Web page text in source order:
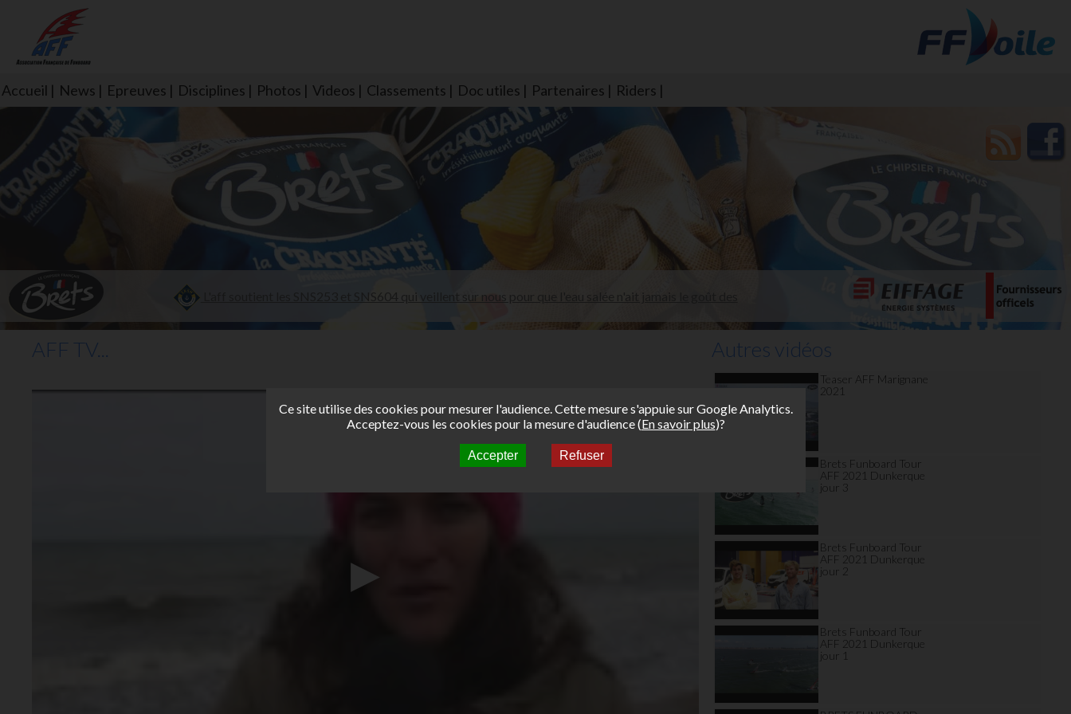
Accueil News Epreuves Disciplines Photos Videos Classements Doc utiles Partenaires Riders
AFF TV... Autres vidéos
Teaser AFF Marignane
2021
Brets Funboard Tour
AFF 2021 Dunkerque
jour 3
Brets Funboard Tour
AFF 2021 Dunkerque
jour 2
Brets Funboard Tour
AFF 2021 Dunkerque
jour 1
Ce site utilise des cookies pour mesurer l'audience. Cette mesure s'appuie sur Google Analytics.
Acceptez-vous les cookies pour la mesure d'audience (En savoir plus)?
Accepter Refuser